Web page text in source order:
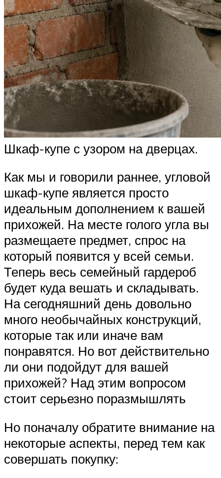
Шкаф-купе с узором на дверцах.
Как мы и говорили раннее, угловой
шкаф-купе является просто
идеальным дополнением к вашей
прихожей. На месте голого угла вы
размещаете предмет, спрос на
который появится у всей семьи.
Теперь весь семейный гардероб
будет куда вешать и складывать.
На сегодняшний день довольно
много необычайных конструкций,
которые так или иначе вам
понравятся. Но вот действительно
ли они подойдут для вашей
прихожей? Над этим вопросом
стоит серьезно поразмышлять
Но поначалу обратите внимание на
некоторые аспекты, перед тем как
совершать покупку: